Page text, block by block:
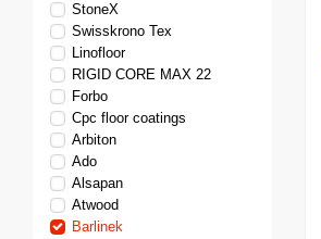
StoneX
Swisskrono Tex
Linofloor
RIGID CORE MAX 22
Forbo
Сpc floor coatings
Arbiton
Ado
Alsapan
Atwood
Barlinek